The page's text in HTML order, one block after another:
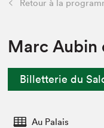
Actualités
Vidéos et
Édition 2022
Liens pratiques
Retour à la
Marc Aubin
Billetterie du
Au Palais